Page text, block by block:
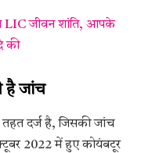
LIC जीवन शांति, आपके
की
है जांच
दर्ज है, जिसकी जांच
2022 में हुए कोयंबटूर